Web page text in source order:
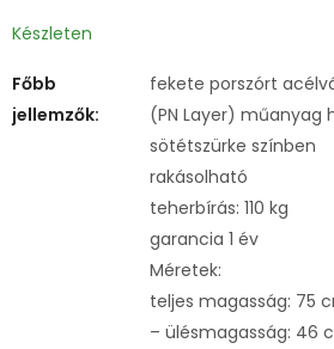
Készleten
Főbb
jellemzők:
fekete porszórt
(PN Layer) műanyag
sötétszürke színben
rakásolható
teherbírás: 110 kg
garancia 1 év
Méretek:
teljes magasság: 75
– ülésmagasság: 46